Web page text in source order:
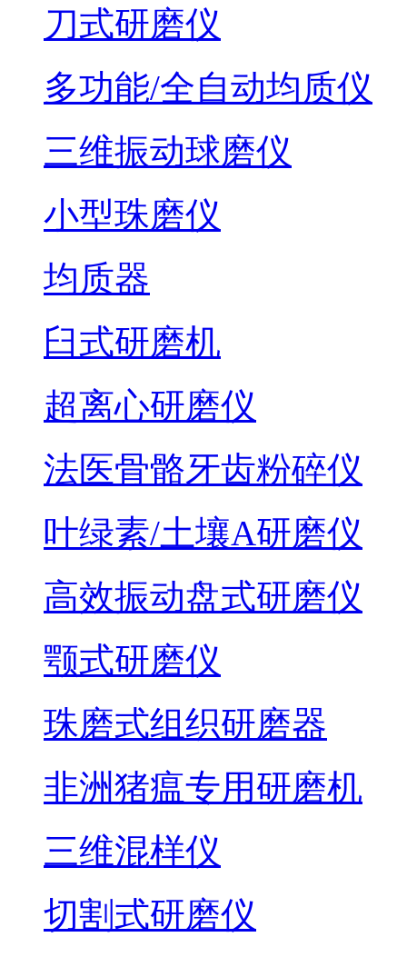
刀式研磨仪
多功能/全自动均质仪
三维振动球磨仪
小型珠磨仪
均质器
臼式研磨机
超离心研磨仪
法医骨骼牙齿粉碎仪
叶绿素/土壤A研磨仪
高效振动盘式研磨仪
颚式研磨仪
珠磨式组织研磨器
非洲猪瘟专用研磨机
三维混样仪
切割式研磨仪